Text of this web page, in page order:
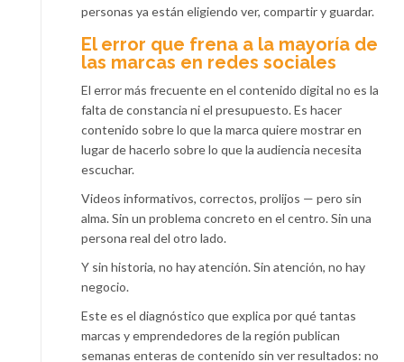
personas ya están eligiendo ver, compartir y guardar.
El error que frena a la mayoría de
las marcas en redes sociales
El error más frecuente en el contenido digital no es la
falta de constancia ni el presupuesto. Es hacer
contenido sobre lo que la marca quiere mostrar en
lugar de hacerlo sobre lo que la audiencia necesita
escuchar.
Videos informativos, correctos, prolijos — pero sin
alma. Sin un problema concreto en el centro. Sin una
persona real del otro lado.
Y sin historia, no hay atención. Sin atención, no hay
negocio.
Este es el diagnóstico que explica por qué tantas
marcas y emprendedores de la región publican
semanas enteras de contenido sin ver resultados: no